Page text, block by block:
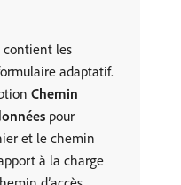
contient les
adaptatif.
Chemin
pour
et le chemin
à la charge